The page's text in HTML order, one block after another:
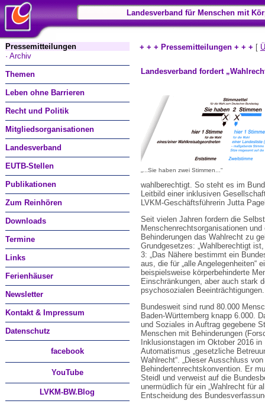
Landesverband für Menschen mit
Pressemitteilungen
· Archiv
Themen
Leben ohne Barrieren
Recht und Politik
Mitgliedsorganisationen
Landesverband
EUTB-Stellen
Publikationen
Zum Reinhören
Downloads
Termine
Links
Ferienhäuser
Newsletter
Kontakt & Impressum
Datenschutz
facebook
YouTube
LVKM-BW.Blog
+ + + Pressemitteilungen + + + [
Landesverband fordert
„...Sie haben zwei Stimmen...“
wahlberechtigt. So steht es im
Leitbild einer inklusiven
LVKM-Geschäftsführerin Jutta
Seit vielen Jahren fordern die
Menschenrechtsorganisationen
Behinderungen das Wahlrecht zu
Grundgesetzes: „Wahlberechtigt
3: „Das Nähere bestimmt ein
aus, die für „alle Angelegenheiten“
beispielsweise körperbehinderte
Einschränkungen, aber auch stark
psychosozialen Beeinträchtigungen.
Bundesweit sind rund 80.000
Baden-Württemberg knapp 6.000.
und Soziales in Auftrag gegebene
Menschen mit Behinderungen
Inklusionstagen im Oktober 2016
Automatismus „gesetzliche
Wahlrecht“. „Dieser Ausschluss
Behindertenrechtskonvention. Er
Steidl und verweist auf die
unermüdlich für ein „Wahlrecht für
Entscheidung des